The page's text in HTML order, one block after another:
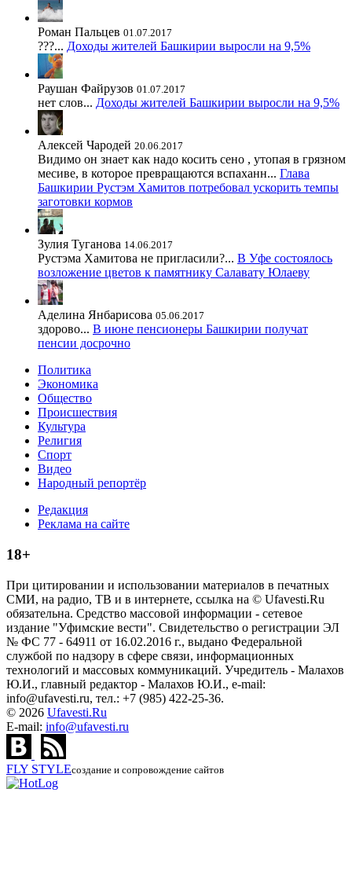
Роман Пальцев 01.07.2017
???... Доходы жителей Башкирии выросли на 9,5%
Раушан Файрузов 01.07.2017
нет слов... Доходы жителей Башкирии выросли на 9,5%
Алексей Чародей 20.06.2017
Видимо он знает как надо косить сено , утопая в грязном
месиве, в которое превращаются вспаханн... Глава
Башкирии Рустэм Хамитов потребовал ускорить темпы
заготовки кормов
Зулия Туганова 14.06.2017
Рустэма Хамитова не пригласили?... В Уфе состоялось
возложение цветов к памятнику Салавату Юлаеву
Аделина Янбарисова 05.06.2017
здорово... В июне пенсионеры Башкирии получат
пенсии досрочно
Политика
Экономика
Общество
Происшествия
Культура
Религия
Спорт
Видео
Народный репортёр
Редакция
Реклама на сайте
18+
При цитировании и использовании материалов в печатных
СМИ, на радио, ТВ и в интернете, ссылка на © Ufavesti.Ru
обязательна. Средство массовой информации - сетевое
издание "Уфимские вести". Свидетельство о регистрации ЭЛ
№ ФС 77 - 64911 от 16.02.2016 г., выдано Федеральной
службой по надзору в сфере связи, информационных
технологий и массовых коммуникаций. Учредитель - Малахов
Ю.И., главный редактор - Малахов Ю.И., e-mail:
info@ufavesti.ru, тел.: +7 (985) 422-25-36.
© 2026 Ufavesti.Ru
E-mail: info@ufavesti.ru
FLY STYLEсоздание и сопровождение сайтов